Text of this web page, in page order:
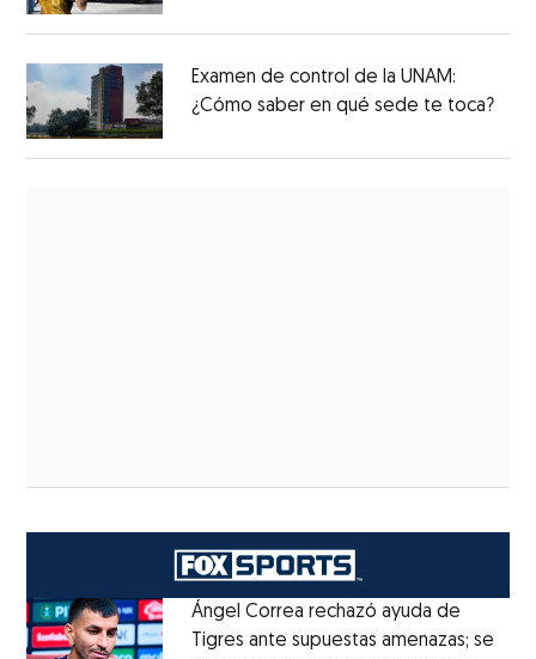
Examen de control de la UNAM:
¿Cómo saber en qué sede te toca?
Ángel Correa rechazó ayuda de
Tigres ante supuestas amenazas; se